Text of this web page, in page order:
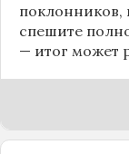
поклонников,
спешите
— итог может